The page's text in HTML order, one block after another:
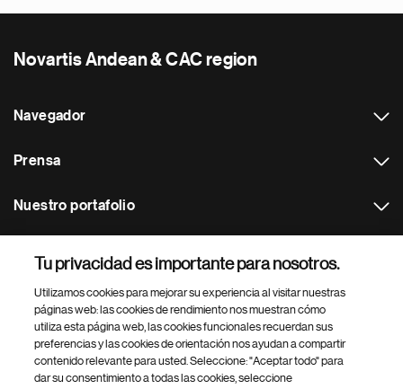
Novartis Andean & CAC region
Navegador
Prensa
Nuestro portafolio
Footer Site Search
Tu privacidad es importante para nosotros.
Utilizamos cookies para mejorar su experiencia al visitar nuestras
páginas web: las cookies de rendimiento nos muestran cómo
utiliza esta página web, las cookies funcionales recuerdan sus
preferencias y las cookies de orientación nos ayudan a compartir
contenido relevante para usted. Seleccione: "Aceptar todo" para
dar su consentimiento a todas las cookies, seleccione